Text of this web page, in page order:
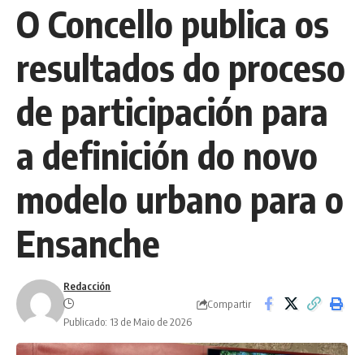
O Concello publica os
resultados do proceso
de participación para
a definición do novo
modelo urbano para o
Ensanche
Redacción
Publicado: 13 de Maio de 2026
Compartir